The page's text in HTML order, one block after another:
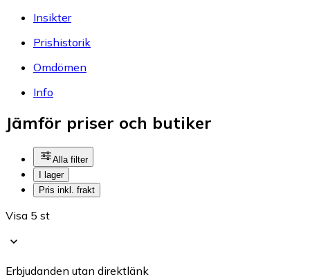
Insikter
Prishistorik
Omdömen
Info
Jämför priser och butiker
Alla filter
I lager
Pris inkl. frakt
Visa 5 st
Erbjudanden utan direktlänk